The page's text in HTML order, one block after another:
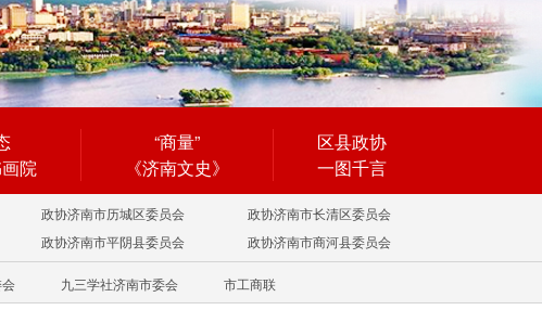
院
“商量”
《济南文史》
区县政协
一图千言
政协济南市历城区委员会
政协济南市长清区委员会
政协济南市平阴县委员会 政协济南市商河县委员会
九三学社济南市委会 市工商联